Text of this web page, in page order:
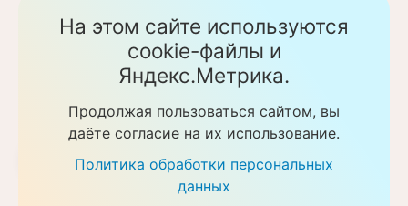
Гражданского кодекса Российской Федерации. Перед
получением услуги необходимо уточнять цены у
ответственных сотрудников клиники. Предоставление
услуг осуществляется на основании договора об
Политика обработки персональных данных
Скачать прайс-листы
На этом сайте используются
cookie-файлы и
Яндекс.Метрика.
Продолжая пользоваться сайтом, вы
даёте согласие на их использование.
Политика обработки персональных
данных